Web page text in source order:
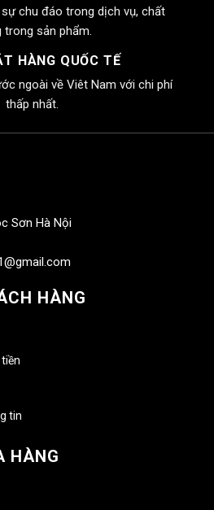
chu đáo trong dịch vụ, chất
trong sản phẩm.
HÀNG QUỐC TẾ
ngoài về Viêt Nam với chi phí
thấp nhất.
Sơn Hà Nội
HÀNG
tin
HÀNG